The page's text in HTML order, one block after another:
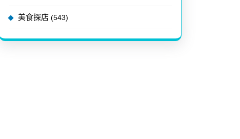
美食探店 (543)